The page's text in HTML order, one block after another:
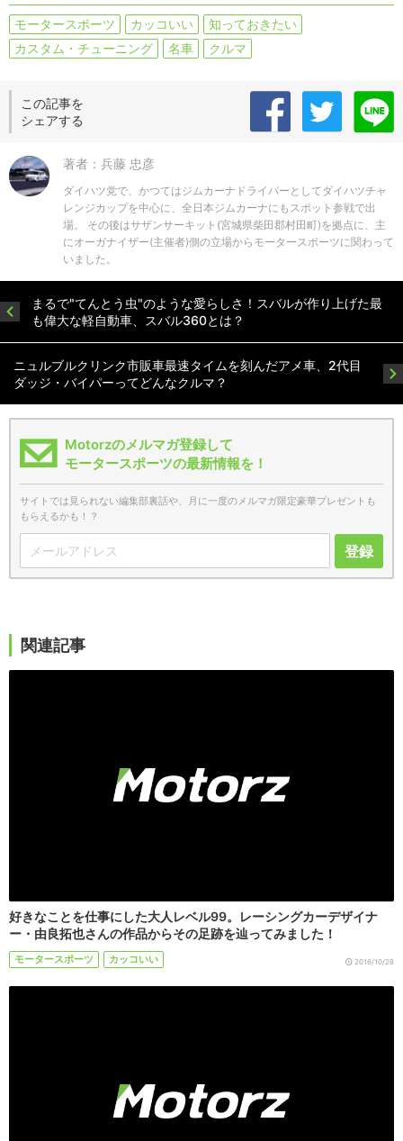
モータースポーツ カッコいい
知っておきたい
カスタム・チューニング
名車 クルマ
この記事を
シェアする
著者：兵藤 忠彦
ダイハツ党で、かつてはジムカーナドライバーとしてダイハツチャ
レンジカップを中心に、全日本ジムカーナにもスポット参戦で出
場。 その後はサザンサーキット(宮城県柴田郡村田町)を拠点に、主
にオーガナイザー(主催者)側の立場からモータースポーツに関わって
いました。
まるで"てんとう虫"のような愛らしさ！スバルが作り上げた最
も偉大な軽自動車、スバル360とは？
ニュルブルクリンク市販車最速タイムを刻んだアメ車、2代目
ダッジ・バイパーってどんなクルマ？
Motorzのメルマガ登録して
モータースポーツの最新情報を！
サイトでは見られない編集部裏話や、月に一度のメルマガ限定豪華プレゼントも
もらえるかも！？
登録
関連記事
好きなことを仕事にした大人レベル99。レーシングカーデザイナ
ー・由良拓也さんの作品からその足跡を辿ってみました！
モータースポーツ カッコいい 2016/10/28